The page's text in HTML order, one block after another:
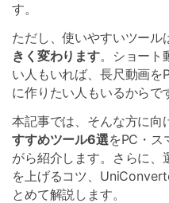
す。
ただし、使いやすいツール
きく変わります。ショート
い人もいれば、長尺動画
に作りたい人もいるからで
本記事では、そんな方に向
すすめツール6選をPC・ス
がら紹介します。さらに
を上げるコツ、
とめて解説します。